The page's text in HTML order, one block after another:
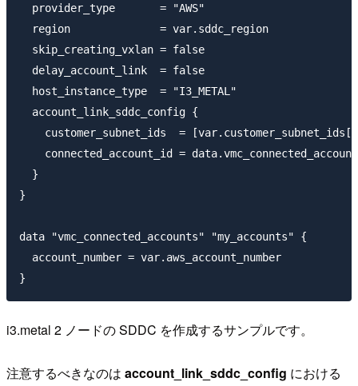
  provider_type       = "AWS"
  region              = var.sddc_region
  skip_creating_vxlan = false
  delay_account_link  = false
  host_instance_type  = "I3_METAL"
  account_link_sddc_config {
customer_subnet_ids  =
connected_account_id =
  }
}
data "vmc_connected_accounts" "my_accounts" {
  account_number = var.aws_account_number
i3.metal 2 ノードの SDDC を作成するサンプルです。
注意するべきなのは account_link_sddc_config における